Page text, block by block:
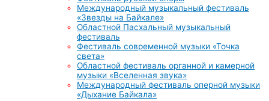
Международный музыкальный фестиваль
«Звезды на Байкале»
Областной Пасхальный музыкальный
фестиваль
Фестиваль современной музыки «Точка
света»
Областной фестиваль органной и камерной
музыки «Вселенная звука»
Международный фестиваль оперной музыки
«Дыхание Байкала»